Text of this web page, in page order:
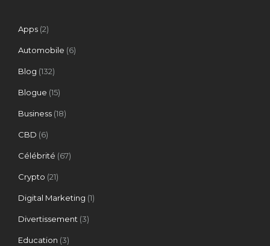
Apps (2)
Automobile (6)
Blog (132)
Blogue (15)
Business (18)
CBD (6)
Célébrité (67)
Crypto (21)
Digital Marketing (1)
Divertissement (3)
Education (3)